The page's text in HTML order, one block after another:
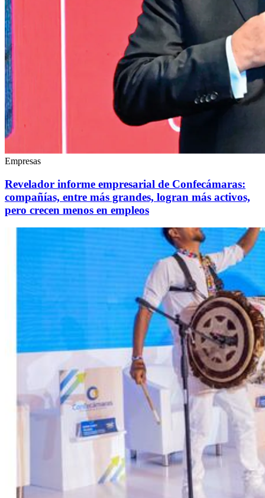
Empresas
Revelador informe empresarial de Confecámaras:
compañías, entre más grandes, logran más activos,
pero crecen menos en empleos